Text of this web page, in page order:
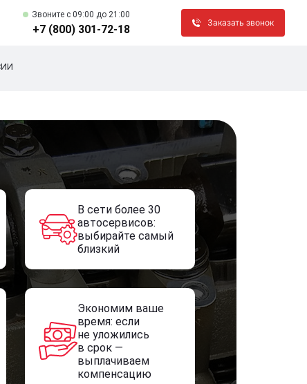
Звоните c 09:00 до 21:00
+7 (800) 301-72-18
Заказать звонок
В сети более 30
автосервисов:
выбирайте самый
близкий
Экономим ваше
время: если
не уложились
в срок —
выплачиваем
компенсацию